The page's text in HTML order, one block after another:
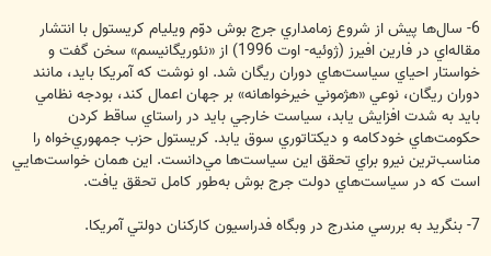
6- سال‌ها پيش از شروع زمامداري جرج بوش دوّم ويليام کريستول با انتشار
مقاله‌اي در فارين افيرز (ژوئيه- اوت 1996) از «نئوريگانيسم» سخن گفت و
خواستار احياي سياست‌هاي دوران ريگان شد. او نوشت که آمريکا بايد، مانند
دوران ريگان، نوعي «هژموني خيرخواهانه» بر جهان اعمال کند، بودجه نظامي
بايد به شدت افزايش يابد، سياست خارجي بايد در راستاي ساقط کردن
حکومت‌هاي خودکامه و ديکتاتوري سوق يابد. کريستول حزب جمهوري‌خواه را
مناسب‌ترين نيرو براي تحقق اين سياست‌ها مي‌دانست. اين همان خواست‌هايي
است که در سياست‌هاي دولت جرج بوش به‌طور کامل تحقق يافت.
7- بنگريد به بررسي مندرج در وبگاه فدراسيون کارکنان دولتي آمريکا.